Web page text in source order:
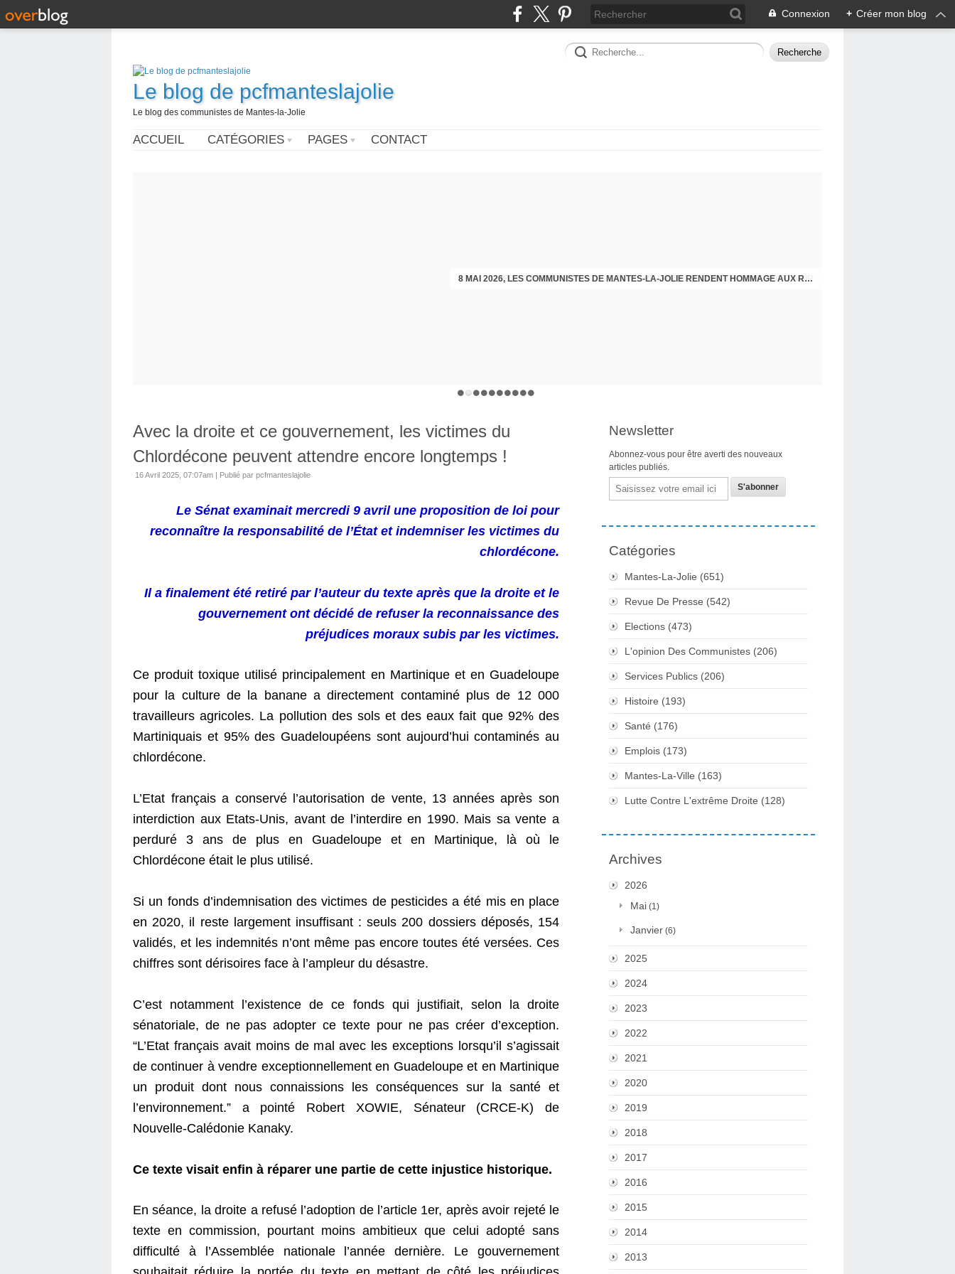
Connexion + Créer mon blog
Le blog de pcfmanteslajolie
Le blog des communistes de Mantes-la-Jolie
ACCUEIL CATÉGORIES PAGES CONTACT
8 MAI 2026, LES COMMUNISTES DE MANTES-LA-JOLIE RENDENT HOMMAGE AUX RÉSISTANTS.
VOEUX DES COMMUNISTES DIMANCHE DERNIER. COMPRENDRE POUR AGIR
Avec la droite et ce gouvernement, les victimes du
Chlordécone peuvent attendre encore longtemps !
16 Avril 2025, 07:07am | Publié par pcfmanteslajolie
Le Sénat examinait mercredi 9 avril une proposition de loi pour
reconnaître la responsabilité de l’État et indemniser les victimes du
chlordécone.
Il a finalement été retiré par l’auteur du texte après que la droite et le
gouvernement ont décidé de refuser la reconnaissance des
préjudices moraux subis par les victimes.
Ce produit toxique utilisé principalement en Martinique et en Guadeloupe
pour la culture de la banane a directement contaminé plus de 12 000
travailleurs agricoles. La pollution des sols et des eaux fait que 92% des
Martiniquais et 95% des Guadeloupéens sont aujourd’hui contaminés au
chlordécone.
L’Etat français a conservé l’autorisation de vente, 13 années après son
interdiction aux Etats-Unis, avant de l’interdire en 1990. Mais sa vente a
perduré 3 ans de plus en Guadeloupe et en Martinique, là où le
Chlordécone était le plus utilisé.
Si un fonds d’indemnisation des victimes de pesticides a été mis en place
en 2020, il reste largement insuffisant : seuls 200 dossiers déposés, 154
validés, et les indemnités n’ont même pas encore toutes été versées. Ces
chiffres sont dérisoires face à l’ampleur du désastre.
C’est notamment l’existence de ce fonds qui justifiait, selon la droite
sénatoriale, de ne pas adopter ce texte pour ne pas créer d’exception.
“L’Etat français avait moins de mal avec les exceptions lorsqu’il s’agissait
de continuer à vendre exceptionnellement en Guadeloupe et en Martinique
un produit dont nous connaissions les conséquences sur la santé et
l’environnement.” a pointé Robert XOWIE, Sénateur (CRCE-K) de
Nouvelle-Calédonie Kanaky.
Ce texte visait enfin à réparer une partie de cette injustice historique.
En séance, la droite a refusé l’adoption de l’article 1er, après avoir rejeté le
texte en commission, pourtant moins ambitieux que celui adopté sans
difficulté à l’Assemblée nationale l’année dernière. Le gouvernement
Newsletter
Abonnez-vous pour être averti des nouveaux
articles publiés.
Email
Catégories
Mantes-La-Jolie (651)
Revue De Presse (542)
Elections (473)
L'opinion Des Communistes (206)
Services Publics (206)
Histoire (193)
Santé (176)
Emplois (173)
Mantes-La-Ville (163)
Lutte Contre L'extrême Droite (128)
Archives
2026
Mai (1)
Janvier (6)
2025
2024
2023
2022
2021
2020
2019
2018
2017
2016
2015
2014
2013